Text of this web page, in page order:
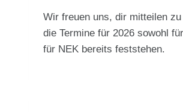
Wir freuen uns, dir mitteilen
die Termine für 2026 sowohl
für NEK bereits feststehen.